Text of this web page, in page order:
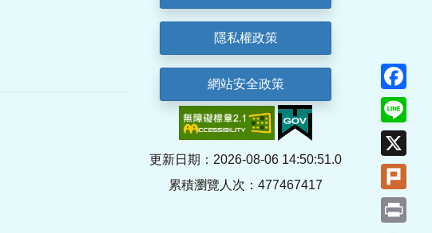
隱私權政策
網站安全政策
更新日期：2026-08-06 14:50:51.0
累積瀏覽人次：477467417